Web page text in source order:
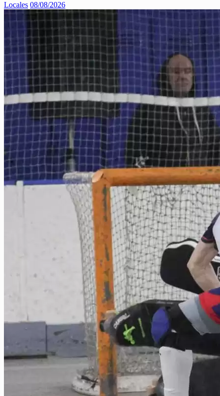
Locales 08/08/2026